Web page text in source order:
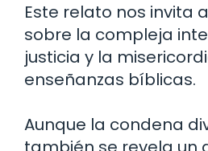
Este relato nos invita
sobre la compleja
justicia y la
enseñanzas bíblicas.
Aunque la condena